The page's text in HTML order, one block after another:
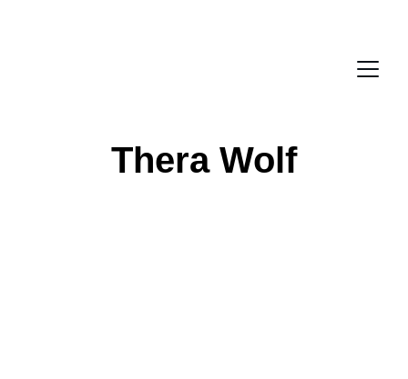
Thera Wolf